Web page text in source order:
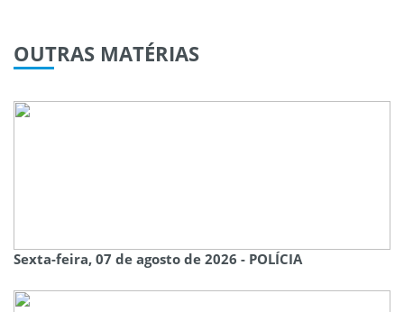
OUTRAS MATÉRIAS
Sexta-feira, 07 de agosto de 2026 - POLÍCIA